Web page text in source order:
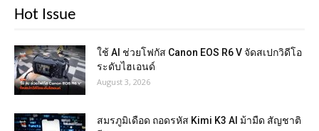
Hot Issue
ใช้ AI ช่วยโฟกัส Canon EOS R6 V จัดสเปกวิดีโอ
ระดับไฮเอนด์
August 3, 2026
สมรภูมิเดือด ถอดรหัส Kimi K3 AI ม้ามืด สัญชาติ